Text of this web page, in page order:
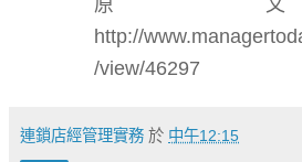
原
http://
/view/46297
連鎖店經管理實務 於 中午12:15